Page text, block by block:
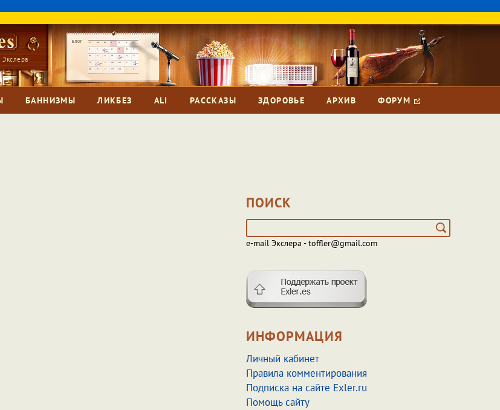
Экслера
БАННИЗМЫ ЛИКБЕЗ ALI РАССКАЗЫ ЗДОРОВЬЕ АРХИВ ФОРУМ
ПОИСК
e-mail Экслера - toffler@gmail.com
ИНФОРМАЦИЯ
Личный кабинет
Правила комментирования
Подписка на сайте Exler.ru
Помощь сайту